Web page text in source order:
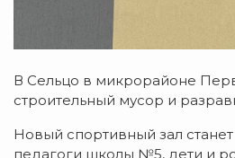
В Сельцо в микрорайоне
строительный мусор и
Новый спортивный зал
педагоги школы №5, дети и